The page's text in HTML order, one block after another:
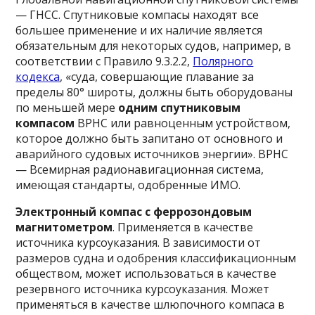
— ГНСС. Спутниковые компасы находят все
большее применение и их наличие является
обязательным для некоторых судов, например, в
соответствии с Правило 9.3.2.2, Полярного
кодекса, «суда, совершающие плавание за
пределы 80° широты, должны быть оборудованы
по меньшей мере одним спутниковым
компасом ВРНС или равноценным устройством,
которое должно быть запитано от основного и
аварийного судовых источников энергии». ВРНС
— Всемирная радионавигационная система,
имеющая стандарты, одобренные ИМО.
Электронный компас с феррозондовым
магнитометром. Применяется в качестве
источника курсоуказания. В зависимости от
размеров судна и одобрения классификационным
обществом, может использоваться в качестве
резервного источника курсоуказания. Может
применяться в качестве шлюпочного компаса в